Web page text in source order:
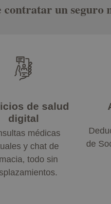
contratar un seguro
de salud
digital
médicas
y chat de
todo sin
de